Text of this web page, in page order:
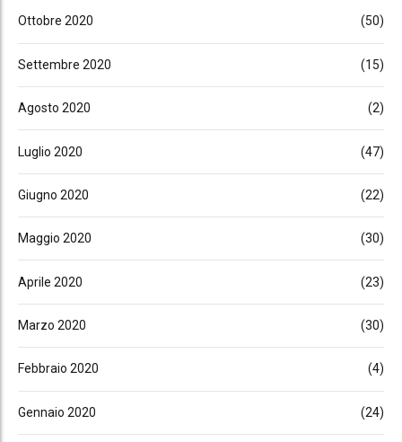
Ottobre 2020 (50)
Settembre 2020 (15)
Agosto 2020 (2)
Luglio 2020 (47)
Giugno 2020 (22)
Maggio 2020 (30)
Aprile 2020 (23)
Marzo 2020 (30)
Febbraio 2020 (4)
Gennaio 2020 (24)